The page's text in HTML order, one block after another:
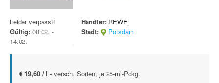
Leider verpasst!
Gültig: 08.02. -
14.02.
Händler: REWE
Stadt:
Potsdam
€ 19,60 / l - versch. Sorten, je 25-ml-Pckg.